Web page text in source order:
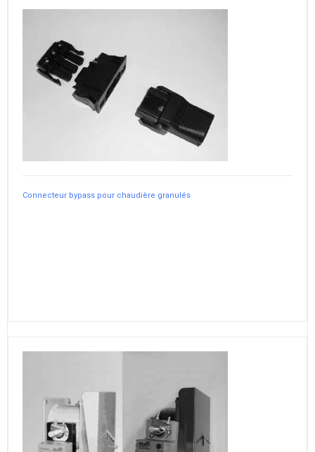
Connecteur bypass pour chaudière granulés